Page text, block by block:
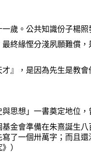
歲。公共知識份子楊
終緣慳分淺夙願難償
』，是因為先生是教
思想」一書奠定地位
基金會準備在朱熹誕生
了一個卅萬字；而且
）